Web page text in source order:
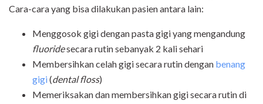
Cara-cara yang bisa dilakukan pasien antara lain:
Menggosok gigi dengan pasta gigi yang mengandung
fluoridesecara rutin sebanyak 2 kali sehari
Membersihkan celah gigi secara rutin dengan benang
gigi(dental floss)
Memeriksakan dan membersihkan gigi secara rutin di